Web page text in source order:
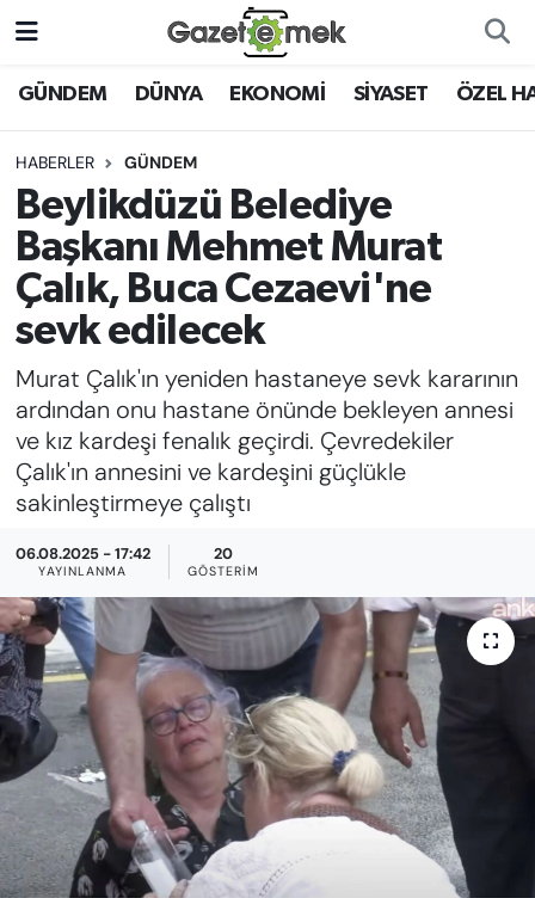
GÜNDEM DÜNYA EKONOMİ SİYASET ÖZEL
HABERLER GÜNDEM
Beylikdüzü Belediye
Başkanı Mehmet Murat
Çalık, Buca Cezaevi'ne
sevk edilecek
Murat Çalık'ın yeniden hastaneye sevk kararının
ardından onu hastane önünde bekleyen annesi
ve kız kardeşi fenalık geçirdi. Çevredekiler
Çalık'ın annesini ve kardeşini güçlükle
sakinleştirmeye çalıştı
06.08.2025 - 17:42
YAYINLANMA
20
GÖSTERIM
DÜNYA
EKONOMİ
EMEK HABERLERİ
YENİ MEDYADA EMEK
GAZETECİLİĞİNİ GELİŞTİRMEK
FAYDALI BİLGİLER
GÜNDEM
EĞİTİM
KADIN
SAĞLIK
SPOR
KÜLTÜR-SANAT
MAGAZİN
ÖZEL HABER
Nöbetçi Eczaneler
Hava Durumu
İstanbul Namaz Vakitleri
Trafik Durumu
Süper Lig Puan Durumu ve Fikstür
Tüm Manşetler
Son Dakika Haberleri
Haber Arşivi